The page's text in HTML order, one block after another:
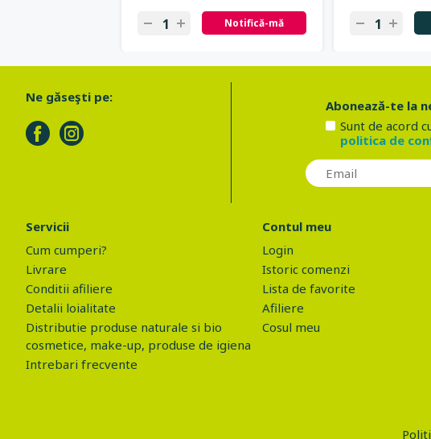
Notifică-mă
Ne găseşti pe:
Abonează-te la
Sunt de acord
politica de
Servicii
Cum cumperi?
Livrare
Conditii afiliere
Detalii loialitate
Distributie produse naturale si bio
cosmetice, make-up, produse de igiena
Intrebari frecvente
Contul meu
Login
Istoric comenzi
Lista de favorite
Afiliere
Cosul meu